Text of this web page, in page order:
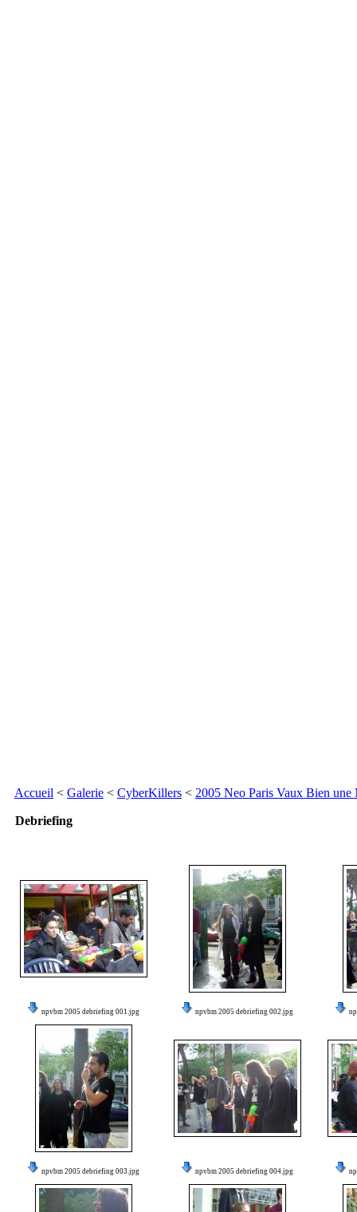
Accueil < Galerie < CyberKillers < 2005 Neo Paris Vaux Bien une
Debriefing
npvbm 2005 debriefing 001.jpg npvbm 2005 debriefing 002.jpg
npvbm 2005 debriefing 003.jpg npvbm 2005 debriefing 004.jpg